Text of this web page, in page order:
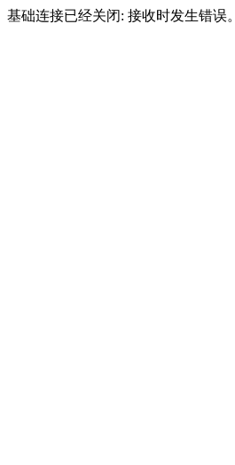
基础连接已经关闭: 接收时发生错误。